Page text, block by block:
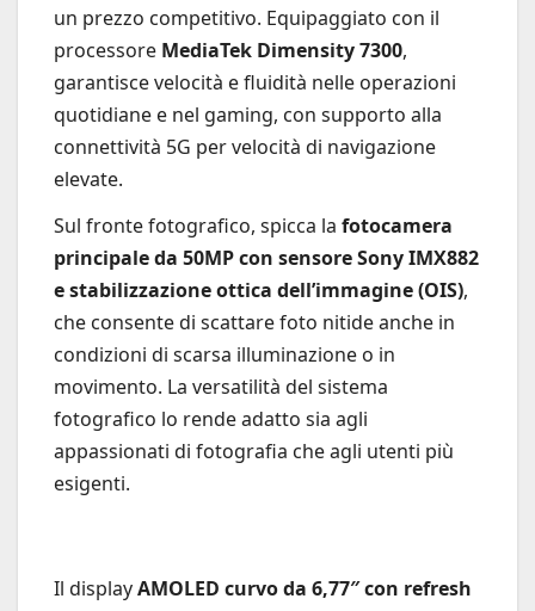
un prezzo competitivo. Equipaggiato con il
processore MediaTek Dimensity 7300,
garantisce velocità e fluidità nelle operazioni
quotidiane e nel gaming, con supporto alla
connettività 5G per velocità di navigazione
elevate.
Sul fronte fotografico, spicca la fotocamera
principale da 50MP con sensore Sony IMX882
e stabilizzazione ottica dell’immagine (OIS),
che consente di scattare foto nitide anche in
condizioni di scarsa illuminazione o in
movimento. La versatilità del sistema
fotografico lo rende adatto sia agli
appassionati di fotografia che agli utenti più
esigenti.
Il displayAMOLED curvo da 6,77″ con refresh